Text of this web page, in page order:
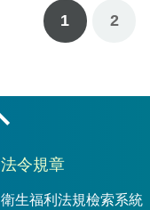
1 2
最後一頁
法令規章
衛生福利法規檢索系統